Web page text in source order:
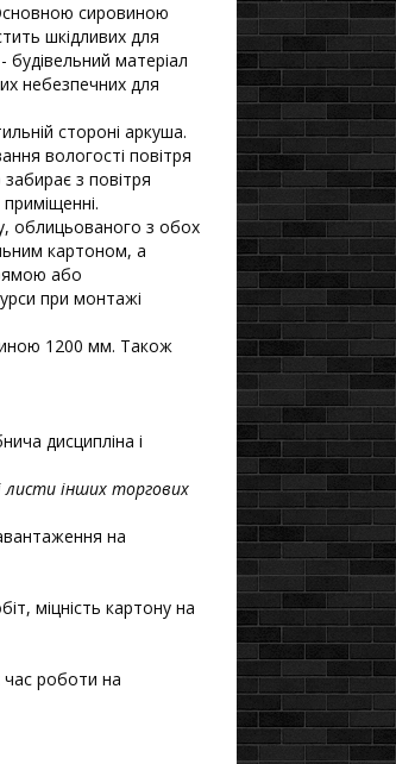
Основною сировиною
шкідливих для
матеріал
небезпечних для
стороні аркуша.
вологості повітря
з повітря
облицьованого з обох
картоном, а
або
при монтажі
1200 мм. Також
дисципліна і
листи інших торгових
на
міцність картону на
роботи на